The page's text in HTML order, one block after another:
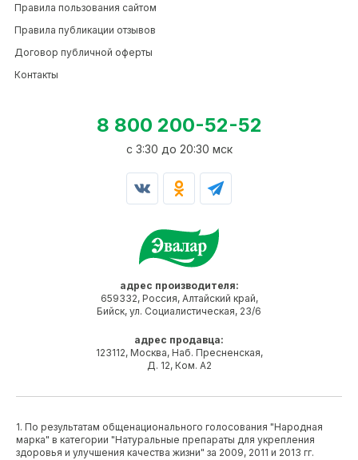
адрес производителя:
659332, Россия, Алтайский край,
Бийск, ул. Социалистическая, 23/6
адрес продавца:
123112, Москва, Наб. Пресненская,
Д. 12, Ком. А2
Правила пользования сайтом
Правила публикации отзывов
Договор публичной оферты
Контакты
8 800 200-52-52
c 3:30 до 20:30 мск
1. По результатам общенационального голосования "Народная
марка" в категории "Натуральные препараты для укрепления
здоровья и улучшения качества жизни" за 2009, 2011 и 2013 гг.